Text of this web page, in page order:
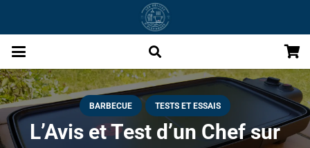
BARBECUE TESTS ET ESSAIS
L’Avis et Test d’un Chef sur